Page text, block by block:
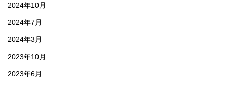
2024年10月
2024年7月
2024年3月
2023年10月
2023年6月